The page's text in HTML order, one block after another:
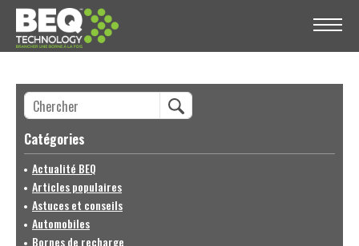
Catégories
Actualité BEQ
Articles populaires
Astuces et conseils
Automobiles
Bornes de recharge